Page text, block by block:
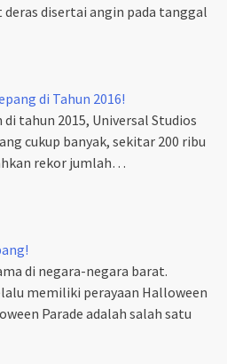
disertai angin pada tanggal
di Tahun 2016!
tahun 2015, Universal Studios
cukup banyak, sekitar 200 ribu
rekor jumlah…
di negara-negara barat.
memiliki perayaan Halloween
Parade adalah salah satu